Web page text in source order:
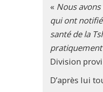
« Nous
qui ont notifié
santé de la
Division
D’après lui